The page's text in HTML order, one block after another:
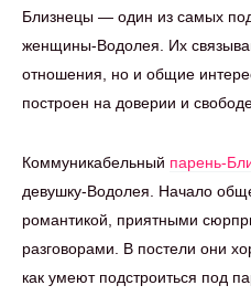
Близнецы — один из самых
женщины-Водолея. Их
отношения, но и общие
построен на доверии и
Коммуникабельный парень-
девушку-Водолея. Начало
романтикой, приятными
разговорами. В постели они
как умеют подстроиться под